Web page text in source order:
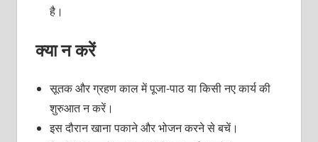
है।
क्या न करें
सूतक और ग्रहण काल में पूजा-पाठ या किसी नए कार्य की
शुरुआत न करें।
इस दौरान खाना पकाने और भोजन करने से बचें।